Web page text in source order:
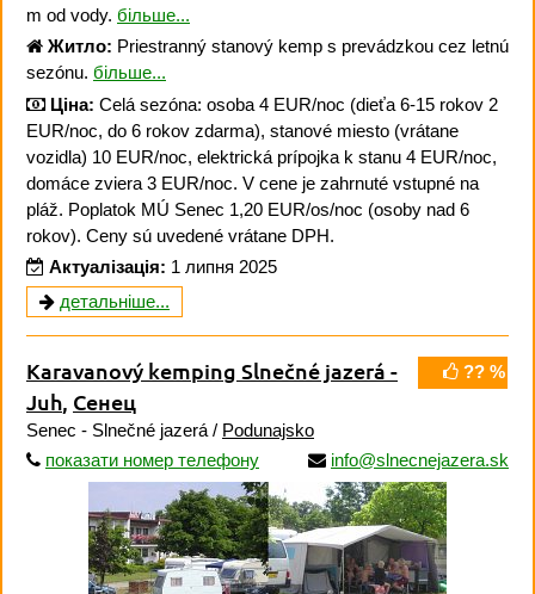
m od vody. більше...
Житло: Priestranný stanový kemp s prevádzkou cez letnú
sezónu. більше...
Ціна: Celá sezóna: osoba 4 EUR/noc (dieťa 6-15 rokov 2
EUR/noc, do 6 rokov zdarma), stanové miesto (vrátane
vozidla) 10 EUR/noc, elektrická prípojka k stanu 4 EUR/noc,
domáce zviera 3 EUR/noc. V cene je zahrnuté vstupné na
pláž. Poplatok MÚ Senec 1,20 EUR/os/noc (osoby nad 6
rokov). Ceny sú uvedené vrátane DPH.
Актуалізація: 1 липня 2025
детальніше...
?? %
Karavanový kemping Slnečné jazerá -
Juh, Сенец
Senec - Slnečné jazerá / Podunajsko
показати номер телефону
info@slnecnejazera.sk